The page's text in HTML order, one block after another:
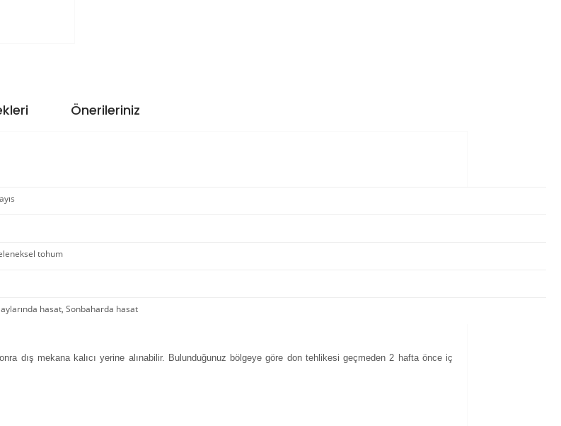
Önerileriniz
tohum
hasat, Sonbaharda hasat
dış mekana kalıcı yerine alınabilir. Bulunduğunuz bölgeye göre don tehlikesi geçmeden 2 hafta önce iç